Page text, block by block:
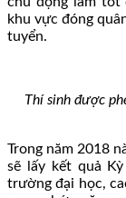
khu vực đóng
tuyển.
Thí sinh được
Trong năm 2018
sẽ lấy kết quả
trường đại học,